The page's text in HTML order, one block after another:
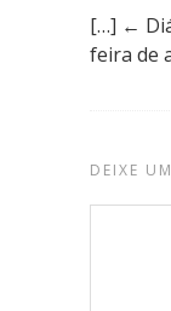
[…] ←
feira de
DEIXE